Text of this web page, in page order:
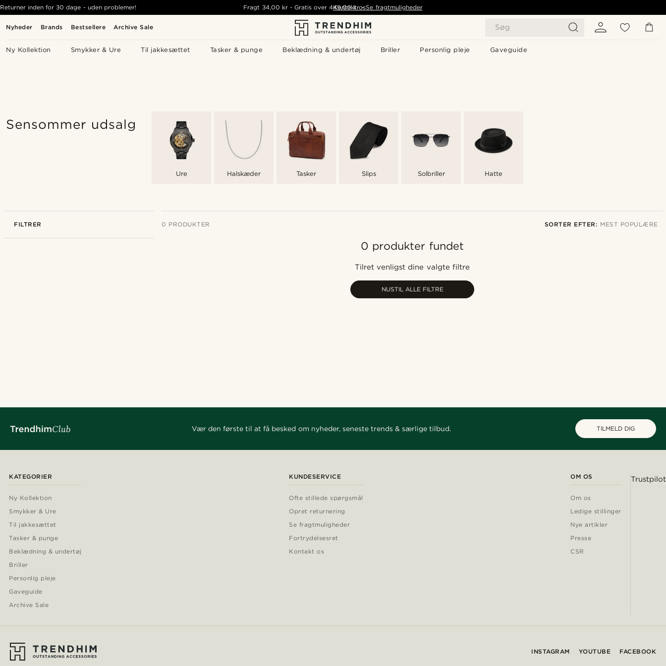
Nyheder Brands Bestsellere Archive Sale Søg
Ny Kollektion Smykker & Ure Til jakkesættet Tasker & punge Beklædning & undertøj Briller Personlig pleje Gaveguide
Returner inden for 30 dage - uden problemer! Fragt 34,00 kr- Gratis over 449,00 kr - Se fragtmuligheder
Kontakt os
Sensommer udsalg
Ure Halskæder Tasker Slips Solbriller Hatte
FILTRER 0 PRODUKTER SORTER EFTER: MEST POPULÆRE
0 produkter fundet
Tilret venligst dine valgte filtre
NUSTIL ALLE FILTRE
Vær den første til at få besked om nyheder, seneste trends & særlige tilbud. TILMELD DIG
KATEGORIER
Ny Kollektion
Smykker & Ure
Til jakkesættet
Tasker & punge
Beklædning & undertøj
Briller
Personlig pleje
Gaveguide
Archive Sale
KUNDESERVICE
Ofte stillede spørgsmål
Opret returnering
Se fragtmuligheder
Fortrydelsesret
Kontakt os
OM OS
Om os
Ledige stillinger
Nye artikler
Presse
CSR
Trustpilot
INSTAGRAM YOUTUBE FACEBOOK